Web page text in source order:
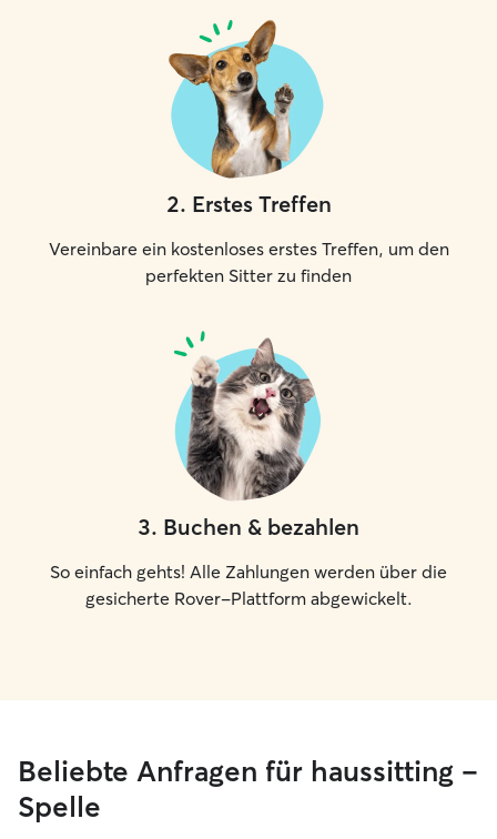
2. Erstes Treffen
Vereinbare ein kostenloses erstes Treffen, um den
perfekten Sitter zu finden
3. Buchen & bezahlen
So einfach gehts! Alle Zahlungen werden über die
gesicherte Rover-Plattform abgewickelt.
Beliebte Anfragen für haussitting –
Spelle